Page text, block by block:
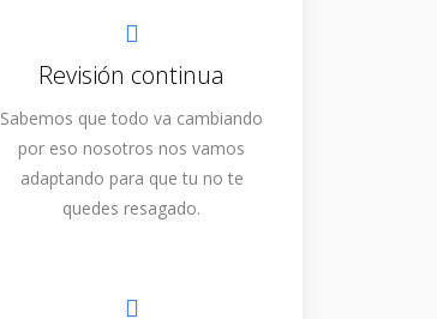
Revisión continua
Sabemos que todo va cambiando
por eso nosotros nos vamos
adaptando para que tu no te
quedes resagado.